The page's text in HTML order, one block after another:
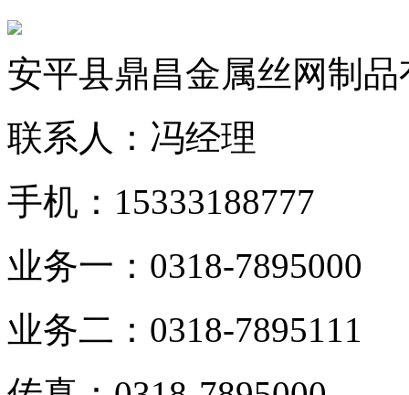
安平县鼎昌金属丝网制
联系人：冯经理
手机：15333188777
业务一：0318-7895000
业务二：0318-7895111